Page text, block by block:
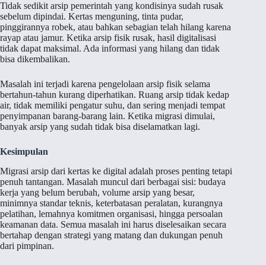
Tidak sedikit arsip pemerintah yang kondisinya sudah rusak
sebelum dipindai. Kertas menguning, tinta pudar,
pinggirannya robek, atau bahkan sebagian telah hilang karena
rayap atau jamur. Ketika arsip fisik rusak, hasil digitalisasi
tidak dapat maksimal. Ada informasi yang hilang dan tidak
bisa dikembalikan.
Masalah ini terjadi karena pengelolaan arsip fisik selama
bertahun-tahun kurang diperhatikan. Ruang arsip tidak kedap
air, tidak memiliki pengatur suhu, dan sering menjadi tempat
penyimpanan barang-barang lain. Ketika migrasi dimulai,
banyak arsip yang sudah tidak bisa diselamatkan lagi.
Kesimpulan
Migrasi arsip dari kertas ke digital adalah proses penting tetapi
penuh tantangan. Masalah muncul dari berbagai sisi: budaya
kerja yang belum berubah, volume arsip yang besar,
minimnya standar teknis, keterbatasan peralatan, kurangnya
pelatihan, lemahnya komitmen organisasi, hingga persoalan
keamanan data. Semua masalah ini harus diselesaikan secara
bertahap dengan strategi yang matang dan dukungan penuh
dari pimpinan.